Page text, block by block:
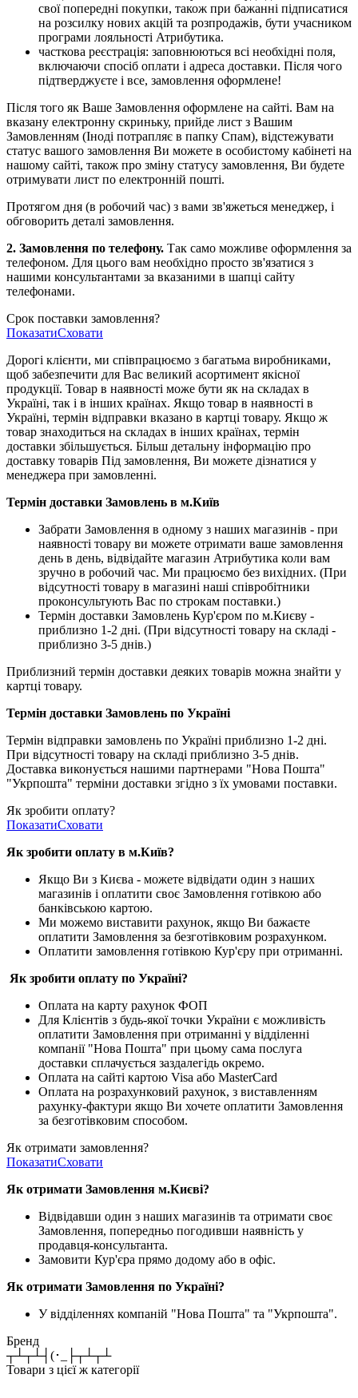
свої попередні покупки, також при бажанні підписатися
на розсилку нових акцій та розпродажів, бути учасником
програми лояльності Атрибутика.
часткова реєстрація: заповнюються всі необхідні поля,
включаючи спосіб оплати і адреса доставки. Після чого
підтверджуєте і все, замовлення оформлене!
Після того як Ваше Замовлення оформлене на сайті. Вам на
вказану електронну скриньку, прийде лист з Вашим
Замовленням (Іноді потрапляє в папку Спам), відстежувати
статус вашого замовлення Ви можете в особистому кабінеті на
нашому сайті, також про зміну статусу замовлення, Ви будете
отримувати лист по електронній пошті.
Протягом дня (в робочий час) з вами зв'яжеться менеджер, і
обговорить деталі замовлення.
2. Замовлення по телефону. Так само можливе оформлення за
телефоном. Для цього вам необхідно просто зв'язатися з
нашими консультантами за вказаними в шапці сайту
телефонами.
Срок поставки замовлення?
ПоказатиСховати
Дорогі клієнти, ми співпрацюємо з багатьма виробниками,
щоб забезпечити для Вас великий асортимент якісної
продукції. Товар в наявності може бути як на складах в
Україні, так і в інших країнах. Якщо товар в наявності в
Україні, термін відправки вказано в картці товару. Якщо ж
товар знаходиться на складах в інших країнах, термін
доставки збільшується. Більш детальну інформацію про
доставку товарів Під замовлення, Ви можете дізнатися у
менеджера при замовленні.
Термін доставки Замовлень в м.Київ
Забрати Замовлення в одному з наших магазинів - при
наявності товару ви можете отримати ваше замовлення
день в день, відвідайте магазин Атрибутика коли вам
зручно в робочий час. Ми працюємо без вихідних. (При
відсутності товару в магазині наші співробітники
проконсультують Вас по строкам поставки.)
Термін доставки Замовлень Кур'єром по м.Києву -
приблизно 1-2 дні. (При відсутності товару на складі -
приблизно 3-5 днів.)
Приблизний термін доставки деяких товарів можна знайти у
картці товару.
Термін доставки Замовлень по Україні
Термін відправки замовлень по Україні приблизно 1-2 дні.
При відсутності товару на складі приблизно 3-5 днів.
Доставка виконується нашими партнерами "Нова Пошта"
"Укрпошта" терміни доставки згідно з їх умовами поставки.
Як зробити оплату?
ПоказатиСховати
Як зробити оплату в м.Київ?
Якщо Ви з Києва - можете відвідати один з наших
магазинів і оплатити своє Замовлення готівкою або
банківською картою.
Ми можемо виставити рахунок, якщо Ви бажаєте
оплатити Замовлення за безготівковим розрахунком.
Оплатити замовлення готівкою Кур'єру при отриманні.
Як зробити оплату по Україні?
Оплата на карту рахунок ФОП
Для Клієнтів з будь-якої точки України є можливість
оплатити Замовлення при отриманні у відділенні
компанії "Нова Пошта" при цьому сама послуга
доставки сплачується заздалегідь окремо.
Оплата на сайті картою Visa або MasterCard
Оплата на розрахунковий рахунок, з виставленням
рахунку-фактури якщо Ви хочете оплатити Замовлення
за безготівковим способом.
Як отримати замовлення?
ПоказатиСховати
Як отримати Замовлення м.Києві?
Відвідавши один з наших магазинів та отримати своє
Замовлення, попередньо погодивши наявність у
продавця-консультанта.
Замовити Кур'єра прямо додому або в офіс.
Як отримати Замовлення по Україні?
У відділеннях компаній "Нова Пошта" та "Укрпошта".
Бренд
┬┴┬┴┤(･_├┬┴┬┴
Товари з цієї ж категорії